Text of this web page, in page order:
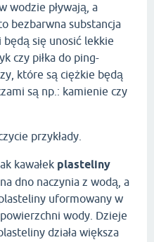
wodzie pływają, a
bezbarwna substancja
będą się unosić lekkie
czy piłka do ping-
które są ciężkie będą
są np.: kamienie czy
przykłady.
kawałek plasteliny
dno naczynia z wodą, a
uformowany w
wody. Dzieje
działa większa